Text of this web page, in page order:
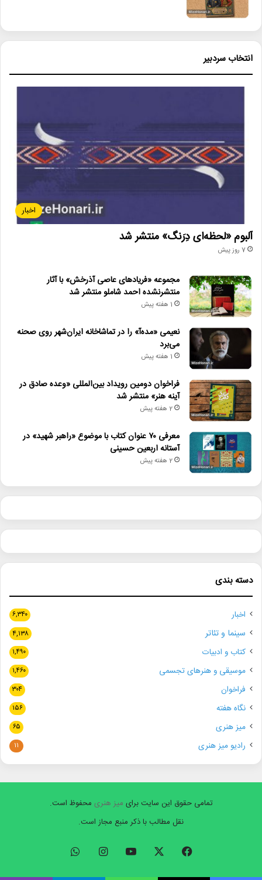
انتخاب سردبیر
اخبار
آلبوم «لحظه‌ای دِرَنگ» منتشر شد
7 روز پیش
مجموعه «فریادهای عاصی آذرخش» با آثار
منتشرنشده احمد شاملو منتشر شد
1 هفته پیش
نعیمی «مده‌آ» را در تماشاخانه ایران‌شهر روی صحنه
می‌برد
1 هفته پیش
فراخوان دومین رویداد بین‌المللی «وعده صادق در
آینه هنر» منتشر شد
2 هفته پیش
معرفی ۷۰ عنوان کتاب با موضوع «راهبر شهید» در
آستانه اربعین حسینی
2 هفته پیش
دسته بندی
اخبار ۶,۳۴۰
سینما و تئاتر ۴,۱۳۸
کتاب و ادبیات ۱,۴۹۰
موسیقی و هنرهای تجسمی ۱,۴۶۰
فراخوان ۳۰۴
نگاه هفته ۱۵۶
میز هنری ۶۵
رادیو میز هنری ۱۱
تمامی حقوق این سایت برای میز هنری محفوظ است.
نقل مطالب با ذکر منبع مجاز است.
فیسبوک ایکس یوتیوب اینستاگرام